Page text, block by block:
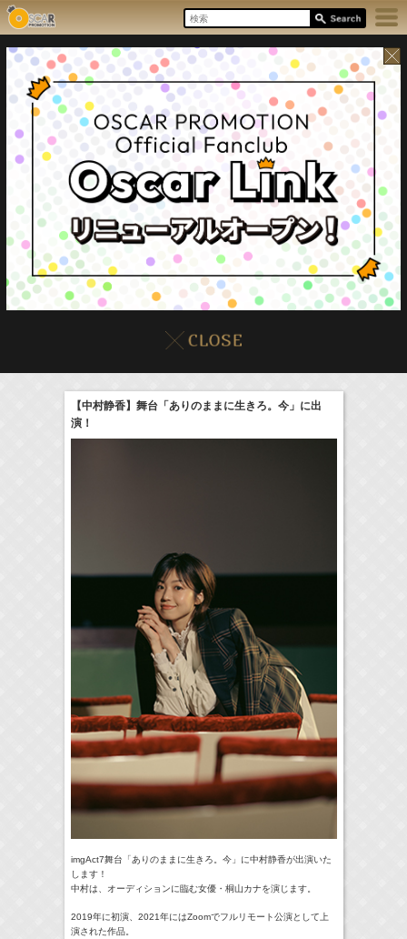
本日の出演情報8/6(Thu) イベント 販売情報
一緒にごはんをたべるだけ 真矢ミキ
【中村静香】舞台「ありのままに生きろ。今」に出
演！
imgAct7舞台「ありのままに生きろ。今」
に中村静香が出演いた
します！
中村は、オーディションに臨む女優・桐山カナを演じます。
2019年に初演、 2021年にはZoomでフルリモート公演として上
演された作品。